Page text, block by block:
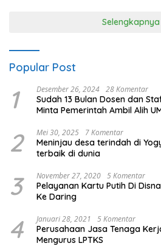
Selengkapnya
Popular Post
1 Desember 26, 2024 28 Komentar
Sudah 13 Bulan Dosen dan
Minta Pemerintah Ambil Alih
2 Mei 30, 2025 7 Komentar
Meninjau desa terindah di
terbaik di dunia
3 November 27, 2020 5 Komentar
Pelayanan Kartu Putih Di
Ke Daring
4 Januari 28, 2021 5 Komentar
Perusahaan Jasa Tenaga
Mengurus LPTKS